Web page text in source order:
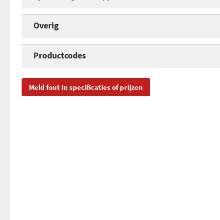
WPA2 beveiliging
WLAN MAC filtering
Overig
Power over Ethernet
Aantal LAN-aansluitingen
Productcodes
SKU
Meld fout in specificaties of prijzen